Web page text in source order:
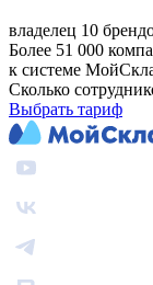
владелец 10
Более 51 000
к системе
Сколько
Выбрать тариф